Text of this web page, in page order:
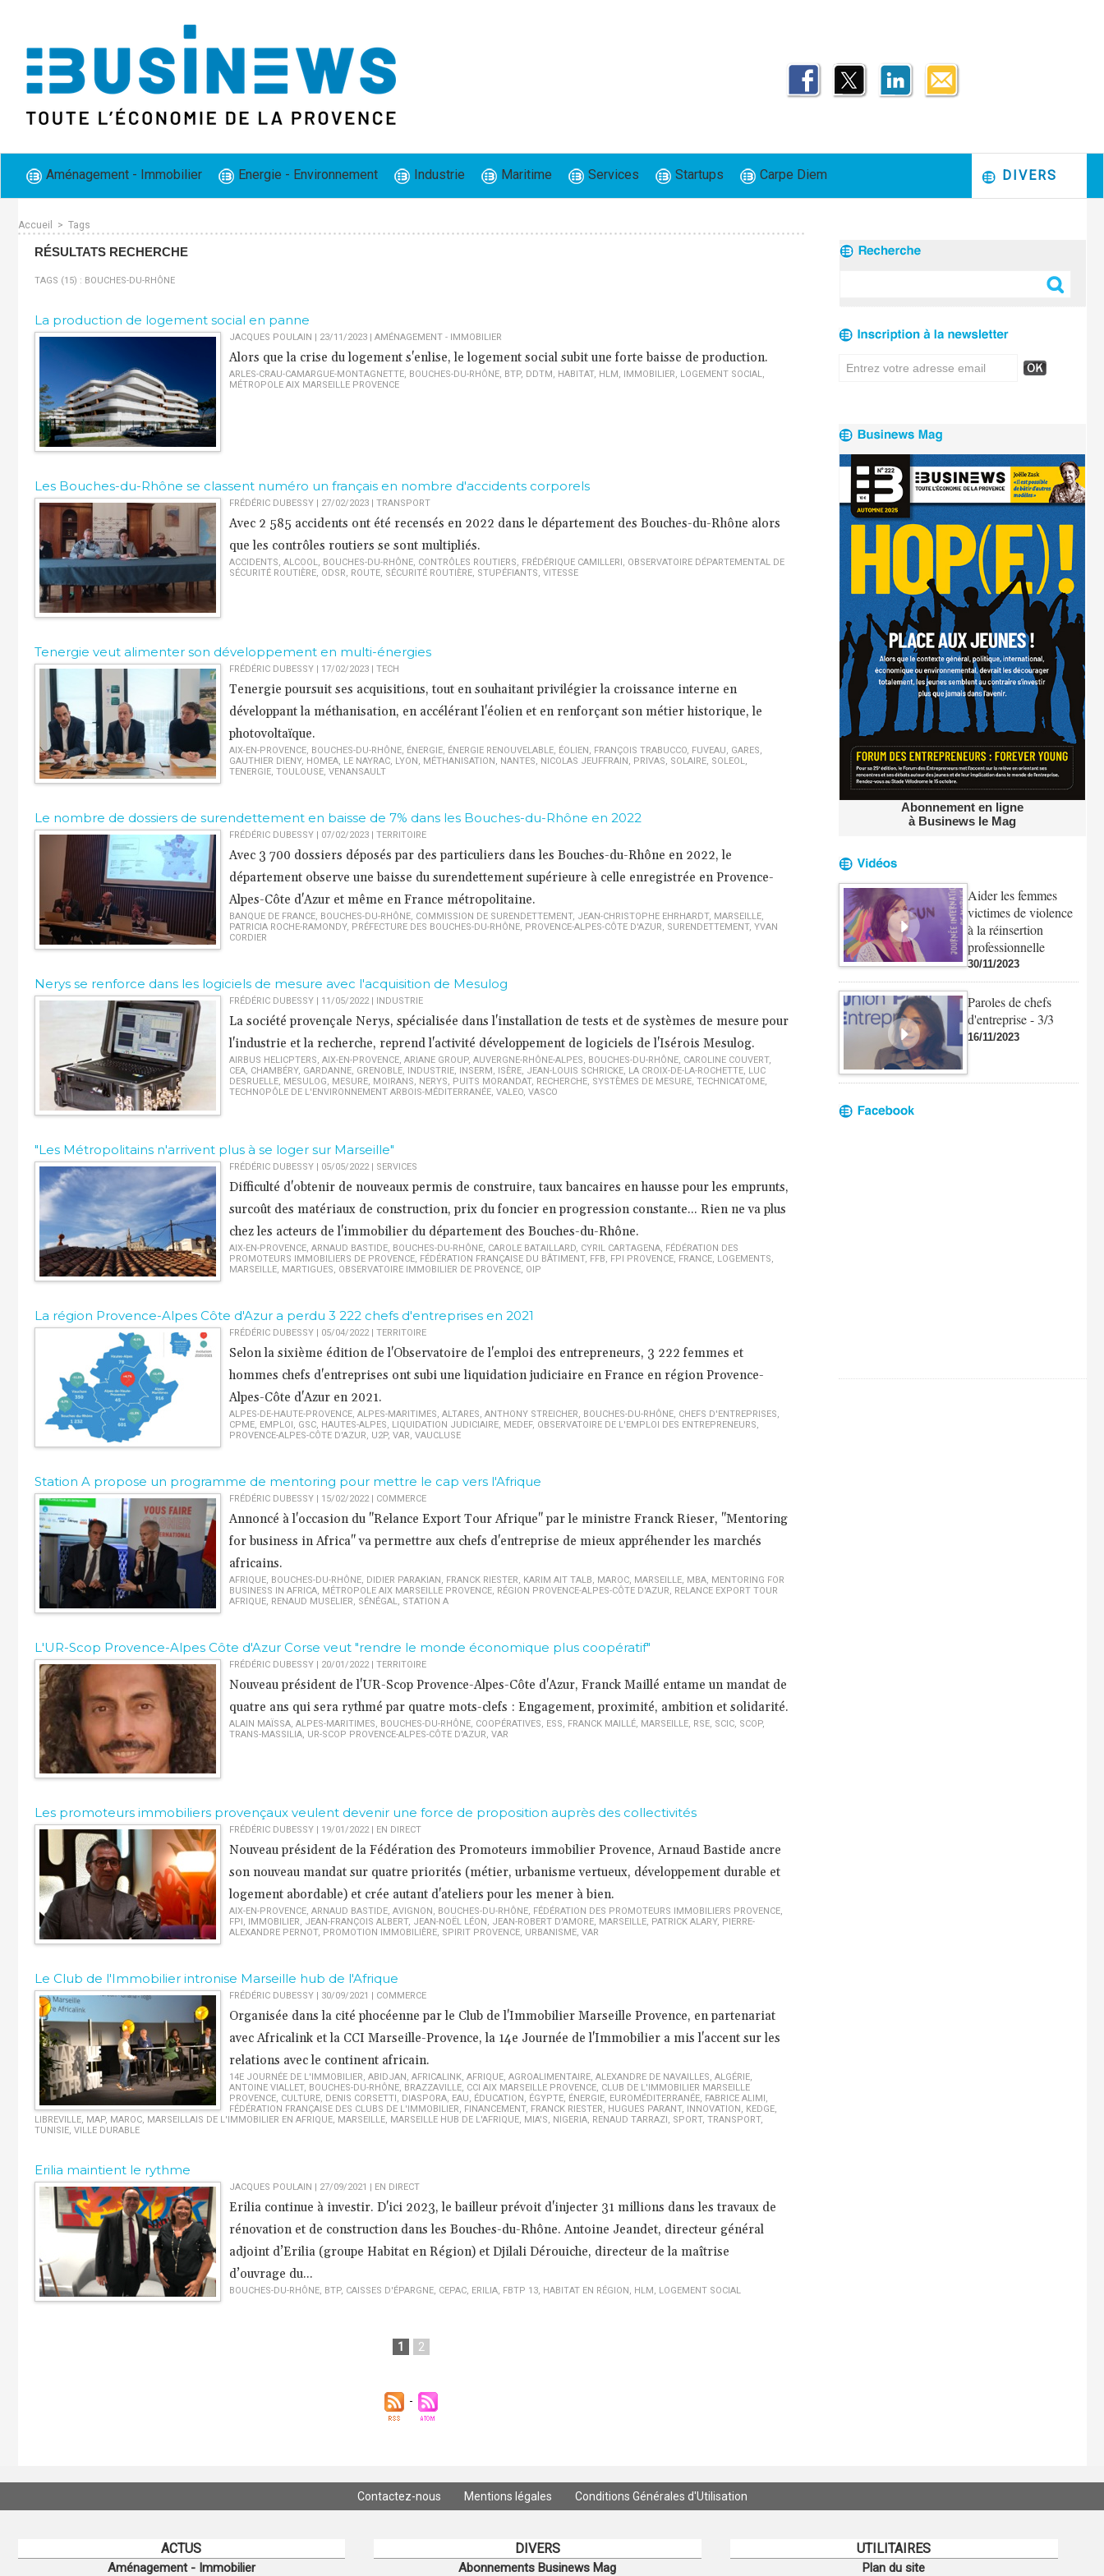
Aménagement - Immobilier Energie - Environnement Industrie Maritime Services Startups Carpe Diem DIVERS
Accueil > Tags
RÉSULTATS RECHERCHE
TAGS (15) : BOUCHES-DU-RHÔNE
La production de logement social en panne
JACQUES POULAIN | 23/11/2023| AMÉNAGEMENT - IMMOBILIER
Alors que la crise du logement s'enlise, le logement social subit une forte baisse de production.
ARLES-CRAU-CAMARGUE-MONTAGNETTE, BOUCHES-DU-RHÔNE, BTP, DDTM , HABITAT, HLM , IMMOBILIER, LOGEMENT SOCIAL,
MÉTROPOLE AIX MARSEILLE PROVENCE
Les Bouches-du-Rhône se classent numéro un français en nombre d'accidents corporels
FRÉDÉRIC DUBESSY | 27/02/2023| TRANSPORT
Avec 2 585 accidents ont été recensés en 2022 dans le département des Bouches-du-Rhône alors
que les contrôles routiers se sont multipliés.
ACCIDENTS, ALCOOL, BOUCHES-DU-RHÔNE, CONTRÔLES ROUTIERS, FRÉDÉRIQUE CAMILLERI , OBSERVATOIRE DÉPARTEMENTAL DE
SÉCURITÉ ROUTIÈRE, ODSR, ROUTE, SÉCURITÉ ROUTIÈRE, STUPÉFIANTS, VITESSE
Tenergie veut alimenter son développement en multi-énergies
FRÉDÉRIC DUBESSY | 17/02/2023| TECH
Tenergie poursuit ses acquisitions, tout en souhaitant privilégier la croissance interne en
développant la méthanisation, en accélérant l'éolien et en renforçant son métier historique, le
photovoltaïque.
AIX-EN-PROVENCE, BOUCHES-DU-RHÔNE, ÉNERGIE, ÉNERGIE RENOUVELABLE, ÉOLIEN , FRANÇOIS TRABUCCO, FUVEAU, GARES,
GAUTHIER DIENY, HOMEA, LE NAYRAC, LYON , MÉTHANISATION , NANTES, NICOLAS JEUFFRAIN , PRIVAS, SOLAIRE, SOLEOL,
TENERGIE, TOULOUSE, VENANSAULT
Le nombre de dossiers de surendettement en baisse de 7% dans les Bouches-du-Rhône en 2022
FRÉDÉRIC DUBESSY | 07/02/2023| TERRITOIRE
Avec 3 700 dossiers déposés par des particuliers dans les Bouches-du-Rhône en 2022, le
département observe une baisse du surendettement supérieure à celle enregistrée en Provence-
Alpes-Côte d'Azur et même en France métropolitaine.
BANQUE DE FRANCE, BOUCHES-DU-RHÔNE, COMMISSION DE SURENDETTEMENT, JEAN-CHRISTOPHE EHRHARDT, MARSEILLE,
PATRICIA ROCHE-RAMONDY, PRÉFECTURE DES BOUCHES-DU-RHÔNE, PROVENCE-ALPES-CÔTE D'AZUR, SURENDETTEMENT, YVAN
CORDIER
Nerys se renforce dans les logiciels de mesure avec l'acquisition de Mesulog
FRÉDÉRIC DUBESSY | 11/05/2022| INDUSTRIE
La société provençale Nerys, spécialisée dans l'installation de tests et de systèmes de mesure pour
l'industrie et la recherche, reprend l'activité développement de logiciels de l'Isérois Mesulog.
AIRBUS HELICPTERS, AIX-EN-PROVENCE, ARIANE GROUP, AUVERGNE-RHÔNE-ALPES, BOUCHES-DU-RHÔNE, CAROLINE COUVERT,
CEA, CHAMBÉRY, GARDANNE, GRENOBLE, INDUSTRIE, INSERM , ISÈRE, JEAN-LOUIS SCHRICKE, LA CROIX-DE-LA-ROCHETTE, LUC
DESRUELLE, MESULOG, MESURE, MOIRANS, NERYS, PUITS MORANDAT, RECHERCHE, SYSTÈMES DE MESURE, TECHNICATOME,
TECHNOPÔLE DE L'ENVIRONNEMENT ARBOIS-MÉDITERRANÉE, VALEO, VASCO
"Les Métropolitains n'arrivent plus à se loger sur Marseille"
FRÉDÉRIC DUBESSY | 05/05/2022| SERVICES
Difficulté d'obtenir de nouveaux permis de construire, taux bancaires en hausse pour les emprunts,
surcoût des matériaux de construction, prix du foncier en progression constante... Rien ne va plus
chez les acteurs de l'immobilier du département des Bouches-du-Rhône.
AIX-EN-PROVENCE, ARNAUD BASTIDE, BOUCHES-DU-RHÔNE, CAROLE BATAILLARD, CYRIL CARTAGENA, FÉDÉRATION DES
PROMOTEURS IMMOBILIERS DE PROVENCE, FÉDÉRATION FRANÇAISE DU BÂTIMENT, FFB, FPI PROVENCE, FRANCE, LOGEMENTS,
MARSEILLE, MARTIGUES, OBSERVATOIRE IMMOBILIER DE PROVENCE, OIP
La région Provence-Alpes Côte d'Azur a perdu 3 222 chefs d'entreprises en 2021
FRÉDÉRIC DUBESSY | 05/04/2022| TERRITOIRE
Selon la sixième édition de l'Observatoire de l'emploi des entrepreneurs, 3 222 femmes et
hommes chefs d'entreprises ont subi une liquidation judiciaire en France en région Provence-
Alpes-Côte d'Azur en 2021.
ALPES-DE-HAUTE-PROVENCE, ALPES-MARITIMES, ALTARES, ANTHONY STREICHER, BOUCHES-DU-RHÔNE, CHEFS D'ENTREPRISES,
CPME, EMPLOI , GSC, HAUTES-ALPES, LIQUIDATION JUDICIAIRE, MEDEF, OBSERVATOIRE DE L'EMPLOI DES ENTREPRENEURS,
PROVENCE-ALPES-CÔTE D'AZUR, U2P, VAR, VAUCLUSE
Station A propose un programme de mentoring pour mettre le cap vers l'Afrique
FRÉDÉRIC DUBESSY | 15/02/2022| COMMERCE
Annoncé à l'occasion du "Relance Export Tour Afrique" par le ministre Franck Rieser, "Mentoring
for business in Africa" va permettre aux chefs d'entreprise de mieux appréhender les marchés
africains.
AFRIQUE, BOUCHES-DU-RHÔNE, DIDIER PARAKIAN , FRANCK RIESTER, KARIM AIT TALB, MAROC, MARSEILLE, MBA, MENTORING FOR
BUSINESS IN AFRICA, MÉTROPOLE AIX MARSEILLE PROVENCE, RÉGION PROVENCE-ALPES-CÔTE D'AZUR, RELANCE EXPORT TOUR
AFRIQUE, RENAUD MUSELIER, SÉNÉGAL, STATION A
L'UR-Scop Provence-Alpes Côte d'Azur Corse veut "rendre le monde économique plus coopératif"
FRÉDÉRIC DUBESSY | 20/01/2022| TERRITOIRE
Nouveau président de l'UR-Scop Provence-Alpes-Côte d'Azur, Franck Maillé entame un mandat de
quatre ans qui sera rythmé par quatre mots-clefs : Engagement, proximité, ambition et solidarité.
ALAIN MAÏSSA, ALPES-MARITIMES, BOUCHES-DU-RHÔNE, COOPÉRATIVES, ESS, FRANCK MAILLÉ, MARSEILLE, RSE, SCIC, SCOP,
TRANS-MASSILIA, UR-SCOP PROVENCE-ALPES-CÔTE D'AZUR, VAR
Les promoteurs immobiliers provençaux veulent devenir une force de proposition auprès des collectivités
FRÉDÉRIC DUBESSY | 19/01/2022| EN DIRECT
Nouveau président de la Fédération des Promoteurs immobilier Provence, Arnaud Bastide ancre
son nouveau mandat sur quatre priorités (métier, urbanisme vertueux, développement durable et
logement abordable) et crée autant d'ateliers pour les mener à bien.
AIX-EN-PROVENCE, ARNAUD BASTIDE, AVIGNON , BOUCHES-DU-RHÔNE, FÉDÉRATION DES PROMOTEURS IMMOBILIERS PROVENCE,
FPI , IMMOBILIER, JEAN-FRANÇOIS ALBERT, JEAN-NOËL LÉON , JEAN-ROBERT D'AMORE, MARSEILLE, PATRICK ALARY, PIERRE-
ALEXANDRE PERNOT, PROMOTION IMMOBILIÈRE, SPIRIT PROVENCE, URBANISME, VAR
Le Club de l'Immobilier intronise Marseille hub de l'Afrique
FRÉDÉRIC DUBESSY | 30/09/2021 COMMERCE
Organisée dans la cité phocéenne par le Club de l'Immobilier Marseille Provence, en partenariat
avec Africalink et la CCI Marseille-Provence, la 14e Journée de l'Immobilier a mis l'accent sur les
relations avec le continent africain.
14E JOURNÉE DE L'IMMOBILIER, ABIDJAN , AFRICALINK, AFRIQUE, AGROALIMENTAIRE, ALEXANDRE DE NAVAILLES, ALGÉRIE,
ANTOINE VIALLET, BOUCHES-DU-RHÔNE, BRAZZAVILLE, CCI AIX MARSEILLE PROVENCE, CLUB DE L'IMMOBILIER MARSEILLE
PROVENCE, CULTURE, DENIS CORSETTI , DIASPORA, EAU, ÉDUCATION , ÉGYPTE, ÉNERGIE, EUROMÉDITERRANÉE, FABRICE ALIMI ,
FÉDÉRATION FRANÇAISE DES CLUBS DE L'IMMOBILIER, FINANCEMENT, FRANCK RIESTER, HUGUES PARANT, INNOVATION , KEDGE,
LIBREVILLE, MAP, MAROC, MARSEILLAIS DE L'IMMOBILIER EN AFRIQUE, MARSEILLE, MARSEILLE HUB DE L'AFRIQUE, MIA'S, NIGERIA, RENAUD TARRAZI , SPORT, TRANSPORT,
TUNISIE, VILLE DURABLE
Erilia maintient le rythme
JACQUES POULAIN | 27/09/2021 EN DIRECT
Erilia continue à investir. D'ici 2023, le bailleur prévoit d'injecter 31 millions dans les travaux de
rénovation et de construction dans les Bouches-du-Rhône. Antoine Jeandet, directeur général
adjoint d’Erilia (groupe Habitat en Région) et Djilali Dérouiche, directeur de la maîtrise
d’ouvrage du...
BOUCHES-DU-RHÔNE, BTP, CAISSES D'ÉPARGNE, CEPAC, ERILIA, FBTP 13, HABITAT EN RÉGION , HLM , LOGEMENT SOCIAL
1 2
Abonnement en ligne
à Businews le Mag
Aider les femmes
victimes de violence
à la réinsertion
professionnelle
30/11/2023
Paroles de chefs
d'entreprise - 3/3
16/11/2023
Contactez-nous Mentions légales Conditions Générales d'Utilisation
ACTUS
Aménagement - Immobilier
DIVERS
Abonnements Businews Mag
UTILITAIRES
Plan du site